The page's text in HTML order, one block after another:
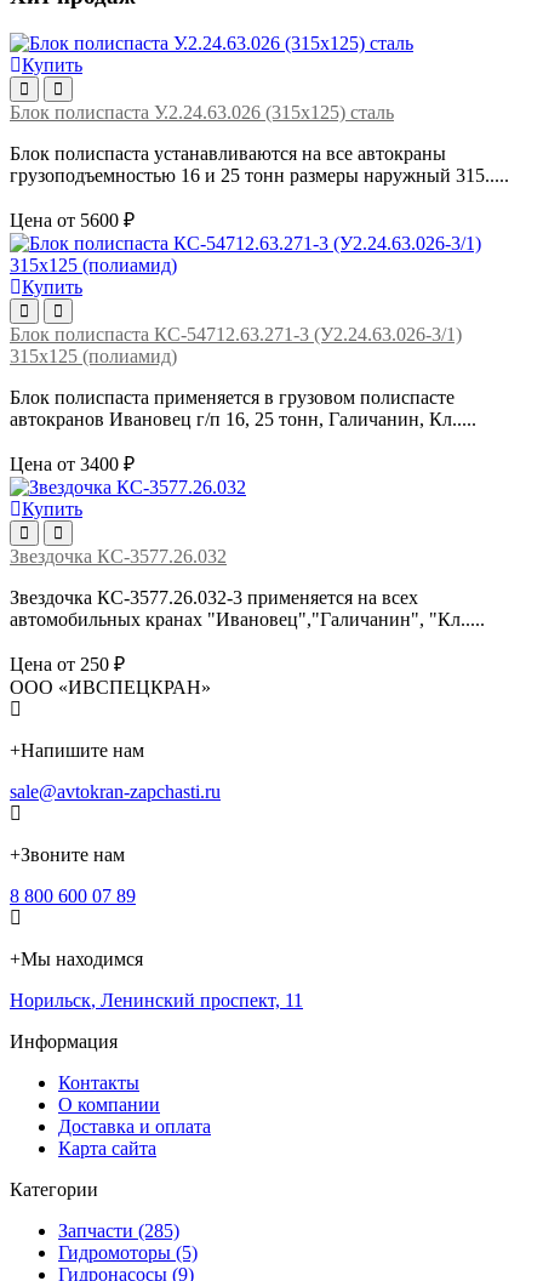
Купить
Блок полиспаста У.2.24.63.026 (315х125) сталь
Блок полиспаста устанавливаются на все автокраны
грузоподъемностью 16 и 25 тонн размеры наружный 315.....
Цена от 5600 ₽
Купить
Блок полиспаста КС-54712.63.271-3 (У2.24.63.026-3/1)
315х125 (полиамид)
Блок полиспаста применяется в грузовом полиспасте
автокранов Ивановец г/п 16, 25 тонн, Галичанин, Кл.....
Цена от 3400 ₽
Купить
Звездочка КС-3577.26.032
Звездочка КС-3577.26.032-3 применяется на всех
автомобильных кранах "Ивановец","Галичанин", "Кл.....
Цена от 250 ₽
ООО «ИВСПЕЦКРАН»
+Напишите нам
sale@avtokran-zapchasti.ru
+Звоните нам
8 800 600 07 89
+Мы находимся
Норильск, Ленинский проспект, 11
Информация
Контакты
О компании
Доставка и оплата
Карта сайта
Категории
Запчасти (285)
Гидромоторы (5)
Гидронасосы (9)